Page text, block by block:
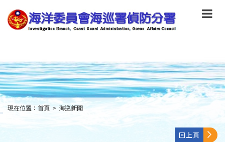
到
主
要
to
main
content
:::
現在位置： 首頁 > 海巡新聞
回上頁